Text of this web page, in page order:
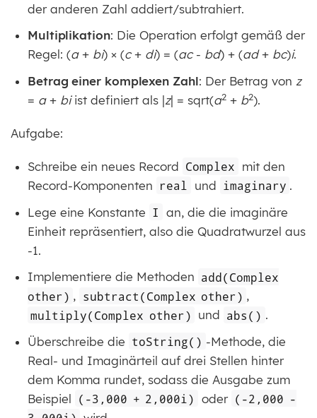
der anderen Zahl addiert/subtrahiert.
Multiplikation: Die Operation erfolgt gemäß der
Regel: (a+ bi) × (c+ di) = (ac- bd) + (ad+ bc)i.
Betrag einer komplexen Zahl: Der Betrag von z
= a+ biist definiert als |z| = sqrt(a2 + b2).
Aufgabe:
Schreibe ein neues Record Complex mit den
Record-Komponenten real und imaginary .
Lege eine Konstante I an, die die imaginäre
Einheit repräsentiert, also die Quadratwurzel aus
-1.
Implementiere die Methoden add(Complex
other) , subtract(Complex other) ,
multiply(Complex other) und abs() .
Überschreibe die toString() -Methode, die
Real- und Imaginärteil auf drei Stellen hinter
dem Komma rundet, sodass die Ausgabe zum
Beispiel (-3,000 + 2,000i) oder (-2,000 -